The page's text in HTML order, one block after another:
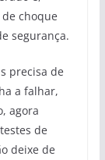
choque
segurança.
precisa de
a falhar,
agora
de
deixe de